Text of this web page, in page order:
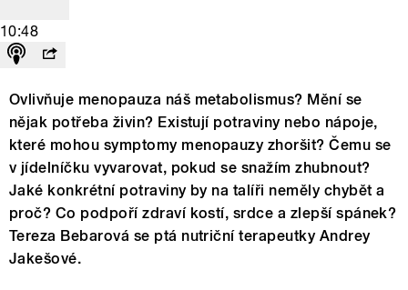
10:48
Ovlivňuje menopauza náš metabolismus? Mění se
nějak potřeba živin? Existují potraviny nebo nápoje,
které mohou symptomy menopauzy zhoršit? Čemu se
v jídelníčku vyvarovat, pokud se snažím zhubnout?
Jaké konkrétní potraviny by na talíři neměly chybět a
proč? Co podpoří zdraví kostí, srdce a zlepší spánek?
Tereza Bebarová se ptá nutriční terapeutky Andrey
Jakešové.